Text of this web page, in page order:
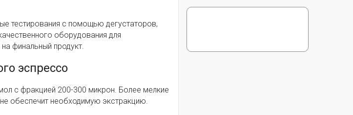
тестирования с помощью дегустаторов,
оборудования для
финальный продукт.
эспрессо
с фракцией 200-300 микрон. Более мелкие
обеспечит необходимую экстракцию.